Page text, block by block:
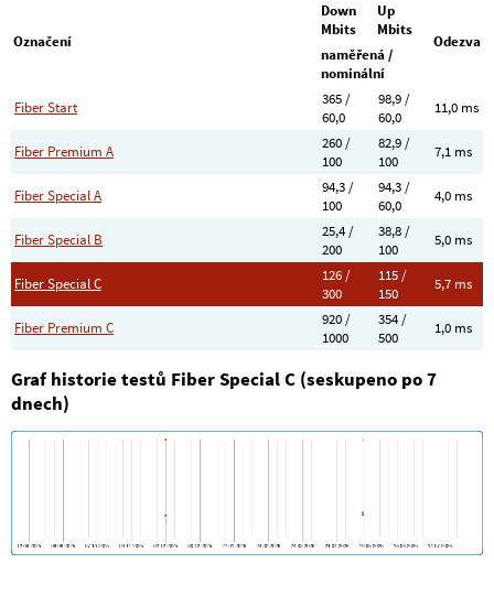
Označení
Down
Mbits
Up
Mbits
Odezva
naměřená /
nominální
Fiber Start
365 /
60,0
98,9 /
60,0
11,0 ms
Fiber Premium A
260 /
100
82,9 /
100
7,1 ms
Fiber Special A
94,3 /
100
94,3 /
60,0
4,0 ms
Fiber Special B
25,4 /
200
38,8 /
100
5,0 ms
Fiber Special C
126 /
300
115 /
150
5,7 ms
Fiber Premium C
920 /
1000
354 /
500
1,0 ms
Graf historie testů Fiber Special C (seskupeno po 7
dnech)